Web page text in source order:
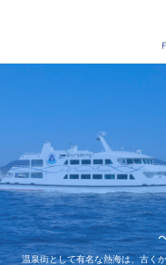
温泉街として有名な熱海は、古く